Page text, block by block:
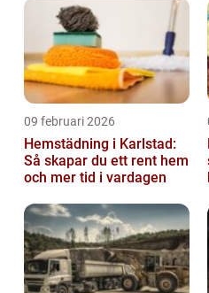
09 februari 2026
Hemstädning i Karlstad:
Så skapar du ett rent hem
och mer tid i vardagen